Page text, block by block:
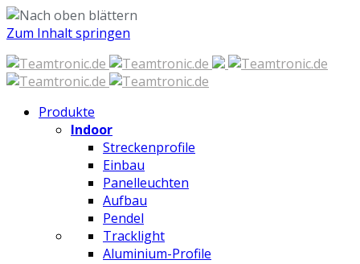
Zum Inhalt springen
Produkte
Indoor
Streckenprofile
Einbau
Panelleuchten
Aufbau
Pendel
Tracklight
Aluminium-Profile